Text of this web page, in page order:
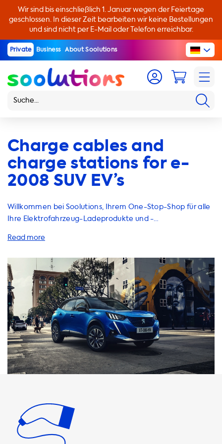
Wir sind bis einschließlich 1. Januar wegen der Feiertage
geschlossen. In dieser Zeit bearbeiten wir keine Bestellungen
und sind nicht per E-Mail oder Telefon erreichbar.
Private Business About Soolutions
Charge cables and
charge stations for e-
2008 SUV EV’s
Willkommen bei Soolutions, Ihrem One-Stop-Shop für alle
Ihre Elektrofahrzeug-Ladeprodukte und -
für zu Hause und unterwegs, um sicherzustellen, dass Ihr EV
Ladekabel und Adapter sind perfekt auf Ihr
Elektrofahrzeug abgestimmt und bieten maximale
Geschwindigkeit beim AC-Laden. Bitte beachten Sie, dass
das Elektrofahrzeug nie schneller laden kann als die
maximale Geschwindigkeit des AC-Ladegeräts. Daher
wird empfohlen, Produkte zu verwenden, bei denen die
Ladeleistung mit der maximalen Ladeleistung Ihres
Fahrzeugs übereinstimmt. Bitte beachten Sie, dass
schnelleres Laden nur bei Fahrzeugen möglich ist, die eine
Onboard-Ladegerät haben, das in der Lage ist, schneller
sicher aufzuladen. Wir bieten 1-phasige 16A-Ladestationen
mit einer Ladeleistung von 3,7 kW, 1-phasige 32A-
Ladestationen mit einer Ladeleistung von 7,4 kW, 3-